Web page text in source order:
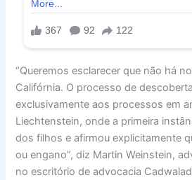
“Queremos esclarecer que não há
Califórnia. O processo de
exclusivamente aos processos em
Liechtenstein, onde a primeira
dos filhos e afirmou explicitamente
ou engano”, diz Martin Weinstein,
no escritório de advocacia